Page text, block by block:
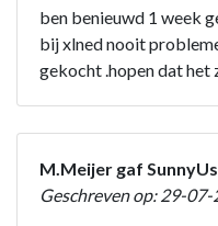
ben benieuwd 1 week
bij xlned nooit
gekocht .hopen dat
M.Meijer gaf
Geschreven op: 29-